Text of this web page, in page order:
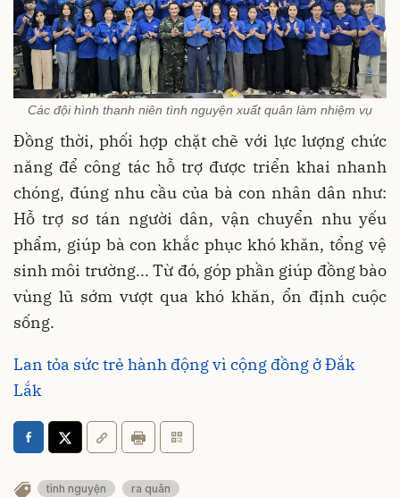
Các đội hình thanh niên tình nguyện xuất quân làm nhiệm vụ
Đồng thời, phối hợp chặt chẽ với lực lượng chức
năng để công tác hỗ trợ được triển khai nhanh
chóng, đúng nhu cầu của bà con nhân dân như:
Hỗ trợ sơ tán người dân, vận chuyển nhu yếu
phẩm, giúp bà con khắc phục khó khăn, tổng vệ
sinh môi trường... Từ đó, góp phần giúp đồng bào
vùng lũ sớm vượt qua khó khăn, ổn định cuộc
sống.
Lan tỏa sức trẻ hành động vì cộng đồng ở Đắk
Lắk
tình nguyện
ra quân